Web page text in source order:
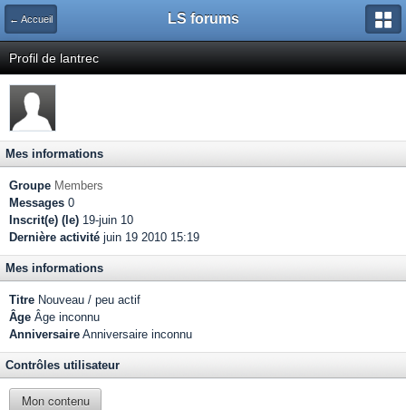
← Accueil LS forums
Profil de lantrec
Mes informations
Groupe Members
Messages 0
Inscrit(e) (le) 19-juin 10
Dernière activité juin 19 2010 15:19
Mes informations
Titre Nouveau / peu actif
Âge Âge inconnu
Anniversaire Anniversaire inconnu
Contrôles utilisateur
Mon contenu